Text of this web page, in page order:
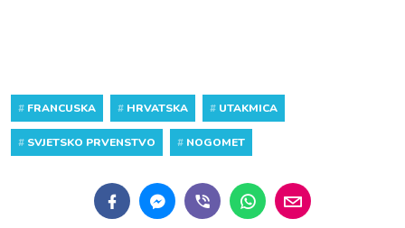
# FRANCUSKA # HRVATSKA # UTAKMICA
# SVJETSKO PRVENSTVO # NOGOMET